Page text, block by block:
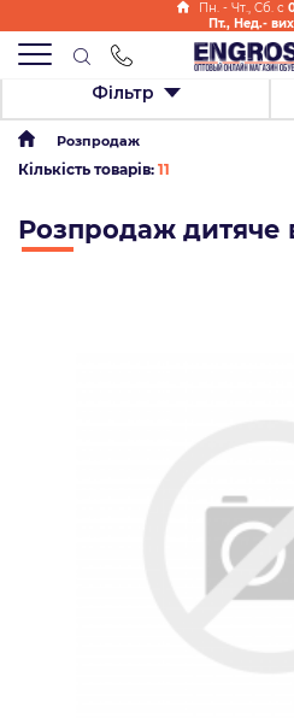
Пн. - Чт., Cб. с
Пт., Нед.-
Фільтр
Розпродаж
Кількість товарів: 11
Розпродаж дитяче